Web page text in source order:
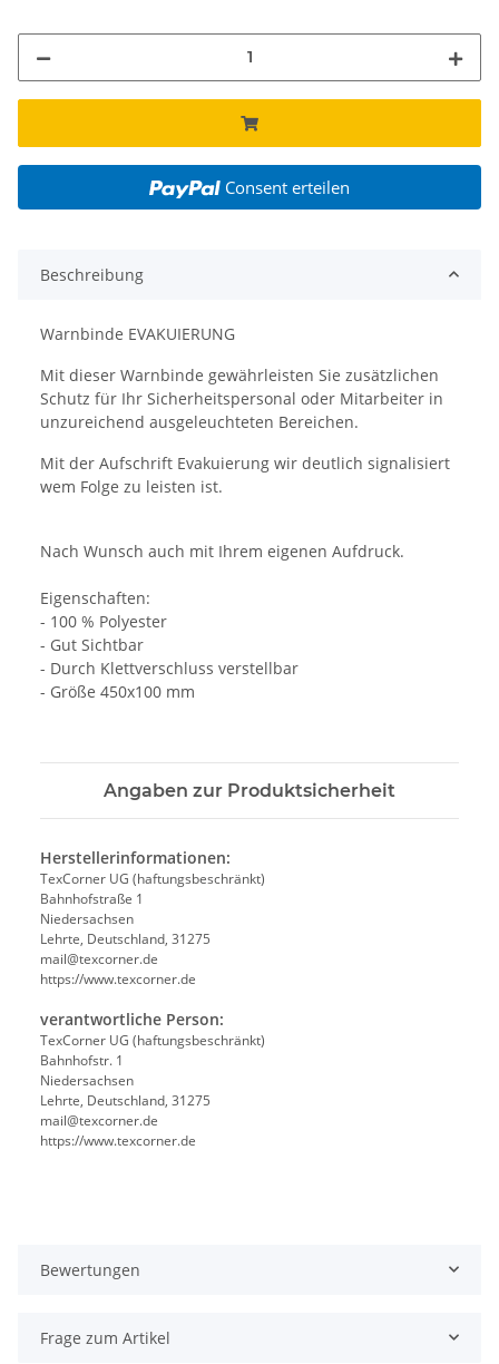
Consent erteilen
Beschreibung
Warnbinde EVAKUIERUNG
Mit dieser Warnbinde gewährleisten Sie zusätzlichen
Schutz für Ihr Sicherheitspersonal oder Mitarbeiter in
unzureichend ausgeleuchteten Bereichen.
Mit der Aufschrift Evakuierung wir deutlich signalisiert
wem Folge zu leisten ist.
Nach Wunsch auch mit Ihrem eigenen Aufdruck.
Eigenschaften:
- 100 % Polyester
- Gut Sichtbar
- Durch Klettverschluss verstellbar
- Größe 450x100 mm
Angaben zur Produktsicherheit
Herstellerinformationen:
TexCorner UG (haftungsbeschränkt)
Bahnhofstraße 1
Niedersachsen
Lehrte, Deutschland, 31275
mail@texcorner.de
https://www.texcorner.de
verantwortliche Person:
TexCorner UG (haftungsbeschränkt)
Bahnhofstr. 1
Niedersachsen
Lehrte, Deutschland, 31275
mail@texcorner.de
https://www.texcorner.de
Bewertungen
Frage zum Artikel